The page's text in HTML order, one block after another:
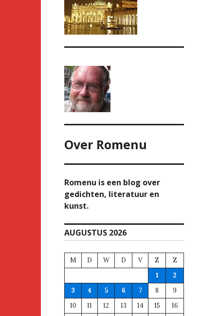
Over Romenu
Romenu is een blog over
gedichten, literatuur en
kunst.
AUGUSTUS 2026
M D W D V Z
Z
1
2
3
4 5 6 7 8
9
10
11 12 13 14 15
16